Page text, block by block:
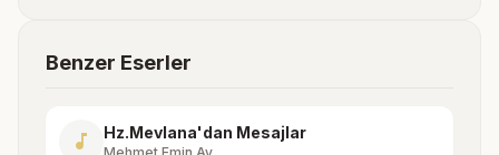
Benzer Eserler
music_note Hz.Mevlana'dan Mesajlar